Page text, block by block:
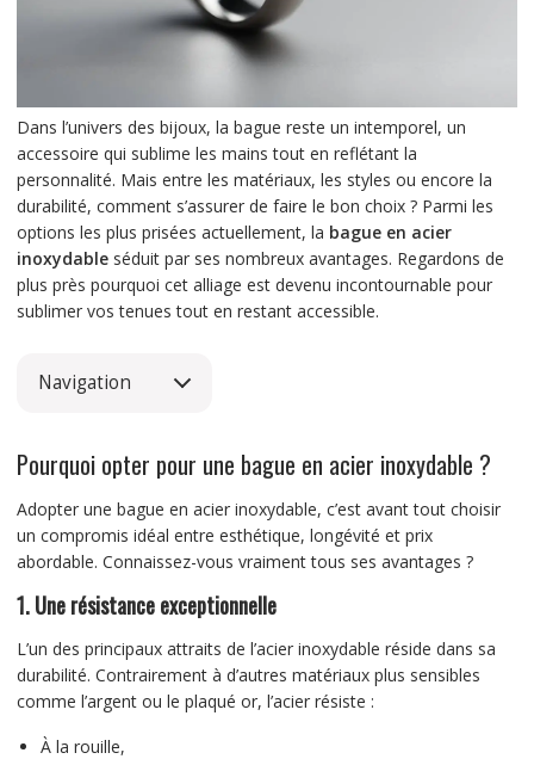
Dans l’univers des bijoux, la bague reste un intemporel, un
accessoire qui sublime les mains tout en reflétant la
personnalité. Mais entre les matériaux, les styles ou encore la
durabilité, comment s’assurer de faire le bon choix ? Parmi les
options les plus prisées actuellement, la bague en acier
inoxydableséduit par ses nombreux avantages. Regardons de
plus près pourquoi cet alliage est devenu incontournable pour
sublimer vos tenues tout en restant accessible.
Navigation
Pourquoi opter pour une bague en acier inoxydable ?
Adopter une bague en acier inoxydable, c’est avant tout choisir
un compromis idéal entre esthétique, longévité et prix
abordable. Connaissez-vous vraiment tous ses avantages ?
1. Une résistance exceptionnelle
L’un des principaux attraits de l’acier inoxydable réside dans sa
durabilité. Contrairement à d’autres matériaux plus sensibles
comme l’argent ou le plaqué or, l’acier résiste :
À la rouille,